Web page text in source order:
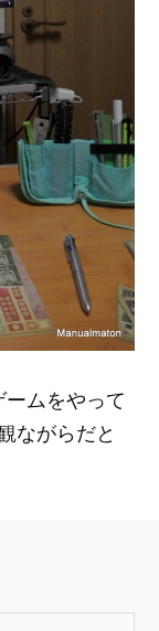
ムをやって
ながらだと